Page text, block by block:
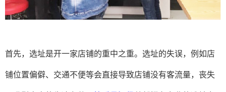
首先，选址是开一家店铺的重中之重。选址的失误，例如店
铺位置偏僻、交通不便等会直接导致店铺没有客流量，丧失